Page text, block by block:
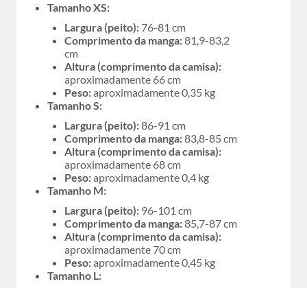
Tamanho XS:
Largura (peito): 76-81 cm
Comprimento da manga:81,9-83,2
cm
Altura (comprimento da camisa):
aproximadamente 66 cm
Peso:aproximadamente 0,35 kg
Tamanho S:
Largura (peito):86-91 cm
Comprimento da manga:83,8-85 cm
Altura (comprimento da camisa):
aproximadamente 68 cm
Peso:aproximadamente 0,4 kg
Tamanho M:
Largura (peito): 96-101 cm
Comprimento da manga:85,7-87 cm
Altura (comprimento da camisa):
aproximadamente 70 cm
Peso:aproximadamente 0,45 kg
Tamanho L: